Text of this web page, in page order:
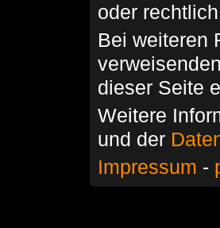
oder
Bei weiteren
dieser Seite
Weitere
und der
Impressum -